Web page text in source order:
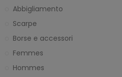
Abbigliamento
Scarpe
Borse e accessori
Femmes
Hommes